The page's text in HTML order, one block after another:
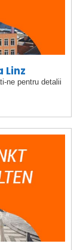
Linz
ne pentru detalii